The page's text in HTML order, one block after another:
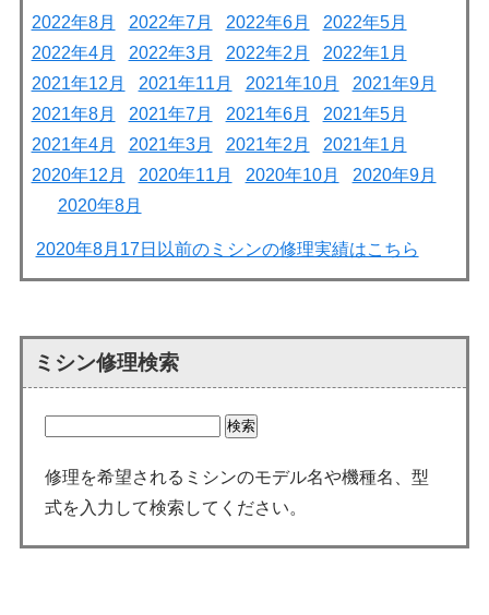
2022年8月
2022年7月 2022年6月
2022年5月
2022年4月
2022年3月 2022年2月
2022年1月
2021年12月
2021年11月 2021年10月
2021年9月
2021年8月
2021年7月 2021年6月
2021年5月
2021年4月
2021年3月 2021年2月
2021年1月
2020年12月
2020年11月 2020年10月
2020年9月
2020年8月
2020年8月17日以前のミシンの修理実績はこちら
ミシン修理検索
修理を希望されるミシンのモデル名や機種名、型
式を入力して検索してください。